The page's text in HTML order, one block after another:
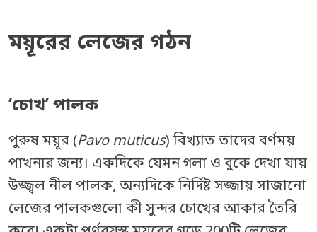
ময়ূরের লেজের গঠন
‘চোখ’ পালক
পুরুষ ময়ূর (Pavo muticus) বিখ্যাত তাদের বর্ণময়
পাখনার জন্য। একদিকে যেমন গলা ও বুকে দেখা যায়
উজ্জ্বল নীল পালক, অন্যদিকে নির্দিষ্ট সজ্জায় সাজানো
লেজের পালকগুলো কী সুন্দর চোখের আকার তৈরি